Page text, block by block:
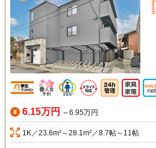
6.15万円 ～6.95万円
1K／23.6m²～28.1m²／8.7帖～11帖